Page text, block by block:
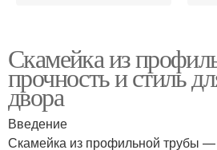
Роли в ландшафтном
дизайне
Советы по посадке
Скамейка из
прочность и стиль
двора
Введение
Скамейка из профильной трубы —